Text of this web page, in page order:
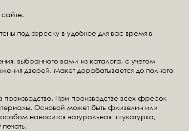
под фреску в удобное для вас время в
выбранного вами из каталога, с учетом
дверей. Макет дорабатывается до полного
производство. При производстве всех фресок
Основой может быть флизелин или
наносится натуральная штукатурка,